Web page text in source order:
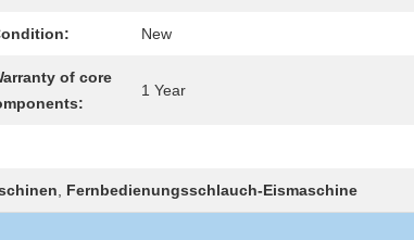
New
of core
1 Year
Fernbedienungsschlauch-Eismaschine